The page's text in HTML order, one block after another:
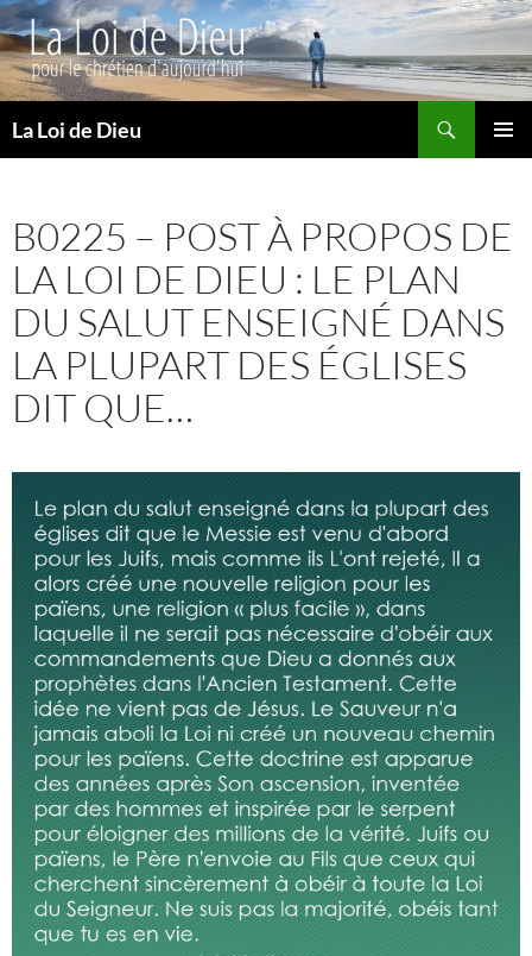
La Loi de Dieu
B0225 – POST À PROPOS DE
LA LOI DE DIEU : LE PLAN
DU SALUT ENSEIGNÉ DANS
LA PLUPART DES ÉGLISES
DIT QUE…